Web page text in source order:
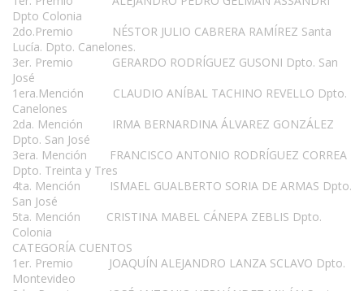
Dpto Colonia
2do.Premio NÉSTOR JULIO CABRERA RAMÍREZ Santa
Lucía. Dpto. Canelones.
3er. Premio GERARDO RODRÍGUEZ GUSONI Dpto. San
José
1era.Mención CLAUDIO ANÍBAL TACHINO REVELLO Dpto.
Canelones
2da. Mención IRMA BERNARDINA ÁLVAREZ GONZÁLEZ
Dpto. San José
3era. Mención FRANCISCO ANTONIO RODRÍGUEZ CORREA
Dpto. Treinta y Tres
4ta. Mención ISMAEL GUALBERTO SORIA DE ARMAS Dpto.
San José
5ta. Mención CRISTINA MABEL CÁNEPA ZEBLIS Dpto.
Colonia
CATEGORÍA CUENTOS
1er. Premio JOAQUÍN ALEJANDRO LANZA SCLAVO Dpto.
Montevideo